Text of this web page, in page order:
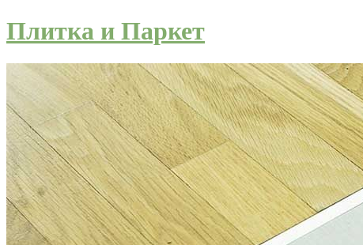
Плитка и Паркет